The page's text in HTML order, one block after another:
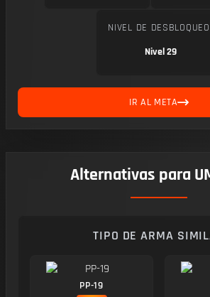
NIVEL DE DESBLOQUEO
Nivel 29
IR AL META
Alternativas para
TIPO DE ARMA
PP-19